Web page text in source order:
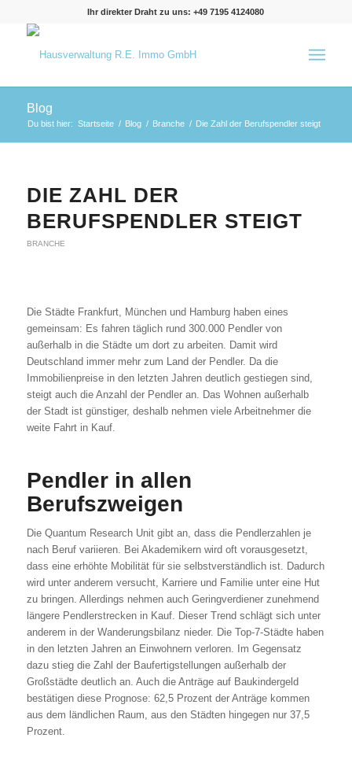
Ihr direkter Draht zu uns: +49 7195 4124080
Blog
Du bist hier: Startseite / Blog / Branche / Die Zahl der Berufspendler steigt
DIE ZAHL DER
BERUFSPENDLER STEIGT
BRANCHE
Die Städte Frankfurt, München und Hamburg haben eines
gemeinsam: Es fahren täglich rund 300.000 Pendler von
außerhalb in die Städte um dort zu arbeiten. Damit wird
Deutschland immer mehr zum Land der Pendler. Da die
Immobilienpreise in den letzten Jahren deutlich gestiegen sind,
steigt auch die Anzahl der Pendler an. Das Wohnen außerhalb
der Stadt ist günstiger, deshalb nehmen viele Arbeitnehmer die
weite Fahrt in Kauf.
Pendler in allen
Berufszweigen
Die Quantum Research Unit gibt an, dass die Pendlerzahlen je
nach Beruf variieren. Bei Akademikern wird oft vorausgesetzt,
dass eine erhöhte Mobilität für sie selbstverständlich ist. Dadurch
wird unter anderem versucht, Karriere und Familie unter eine Hut
zu bringen. Allerdings nehmen auch Geringverdiener zunehmend
längere Pendlerstrecken in Kauf. Dieser Trend schlägt sich unter
anderem in der Wanderungsbilanz nieder. Die Top-7-Städte haben
in den letzten Jahren an Einwohnern verloren. Im Gegensatz
dazu stieg die Zahl der Baufertigstellungen außerhalb der
Großstädte deutlich an. Auch die Anträge auf Baukindergeld
bestätigen diese Prognose: 62,5 Prozent der Anträge kommen
aus dem ländlichen Raum, aus den Städten hingegen nur 37,5
Prozent.